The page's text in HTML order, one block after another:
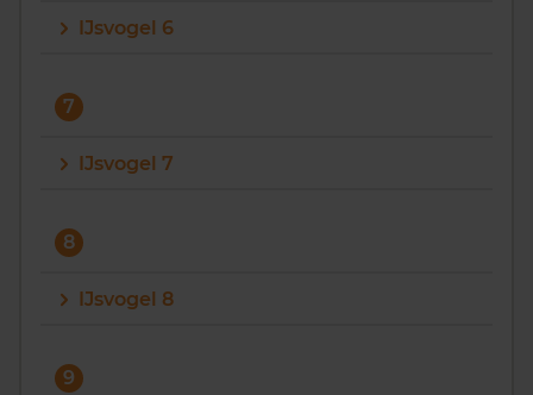
IJsvogel 6
7
IJsvogel 7
8
IJsvogel 8
9